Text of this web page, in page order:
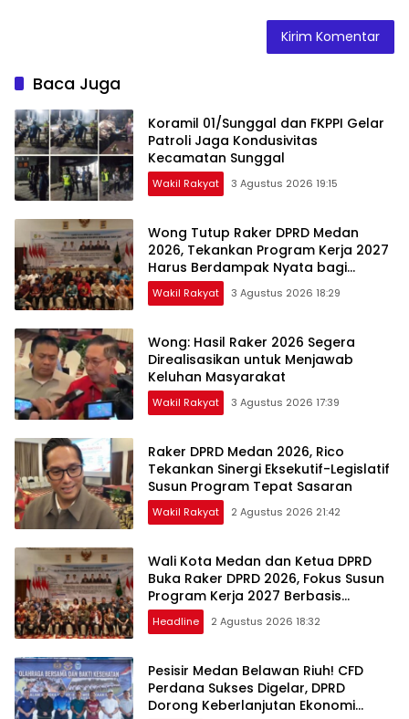
Baca Juga
Koramil 01/Sunggal dan FKPPI Gelar
Patroli Jaga Kondusivitas
Kecamatan Sunggal
Wakil Rakyat 3 Agustus 2026 19:15
Wong Tutup Raker DPRD Medan
2026, Tekankan Program Kerja 2027
Harus Berdampak Nyata bagi
Masyarakat
Wakil Rakyat 3 Agustus 2026 18:29
Wong: Hasil Raker 2026 Segera
Direalisasikan untuk Menjawab
Keluhan Masyarakat
Wakil Rakyat 3 Agustus 2026 17:39
Raker DPRD Medan 2026, Rico
Tekankan Sinergi Eksekutif-Legislatif
Susun Program Tepat Sasaran
Wakil Rakyat 2 Agustus 2026 21:42
Wali Kota Medan dan Ketua DPRD
Buka Raker DPRD 2026, Fokus Susun
Program Kerja 2027 Berbasis
Digitalisasi dan Inovasi
Headline 2 Agustus 2026 18:32
Pesisir Medan Belawan Riuh! CFD
Perdana Sukses Digelar, DPRD
Dorong Keberlanjutan Ekonomi